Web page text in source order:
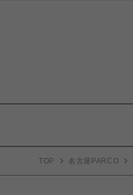
TOP 名古屋PARCO